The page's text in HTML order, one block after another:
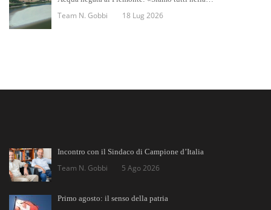
Team N. Gobbi 18 Lug 2026
Incontro con il Sindaco di Campione d’Italia
Team N. Gobbi 5 Ago 2026
Primo agosto: il senso della patria